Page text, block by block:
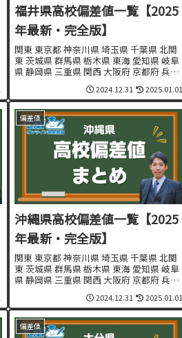
福井県高校偏差値一覧【2025
年最新・完全版】
関東 東京都 神奈川県 埼玉県 千葉県 北関
東 茨城県 群馬県 栃木県 東海 愛知県 岐阜
県 静岡県 三重県 関西 大阪府 京都府 兵庫
県 奈良県 滋賀県 和歌山県 東北・北海道
北海道 青森県 秋田県 岩手県 山形県 宮城
県 福島県 九州...
2024.12.31 2025.01.01
偏差値
沖縄県高校偏差値一覧【2025
年最新・完全版】
関東 東京都 神奈川県 埼玉県 千葉県 北関
東 茨城県 群馬県 栃木県 東海 愛知県 岐阜
県 静岡県 三重県 関西 大阪府 京都府 兵庫
県 奈良県 滋賀県 和歌山県 東北・北海道
北海道 青森県 秋田県 岩手県 山形県 宮城
県 福島県 九州...
2024.12.31 2025.01.01
偏差値